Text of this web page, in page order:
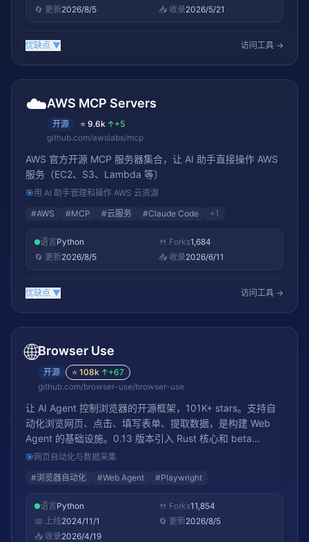
🔄 更新2026/8/5 📥 收录2026/5/21
优缺点 ▼ 访问工具 →
☁️AWS MCP Servers
开源 ⭐ 9.6k ↑+5
github.com/awslabs/mcp
AWS 官方开源 MCP 服务器集合，让 AI 助手直接操作 AWS
服务（EC2、S3、Lambda 等）
🎯用 AI 助手管理和操作 AWS 云资源
#AWS #MCP #云服务 #Claude Code +1
语言Python 🍴 Forks1,684
🔄 更新2026/8/5 📥 收录2026/6/11
优缺点 ▼ 访问工具 →
🌐Browser Use
开源 ⭐ 108k ↑+67
github.com/browser-use/browser-use
让 AI Agent 控制浏览器的开源框架，101K+ stars。支持自
动化浏览网页、点击、填写表单、提取数据，是构建 Web
Agent 的基础设施。0.13 版本引入 Rust 核心和 beta
agent。
🎯 网页自动化与数据采集
#浏览器自动化 #Web Agent #Playwright
语言Python 🍴 Forks11,854
📅 上线2024/11/1 🔄 更新2026/8/5
📥 收录2026/4/19